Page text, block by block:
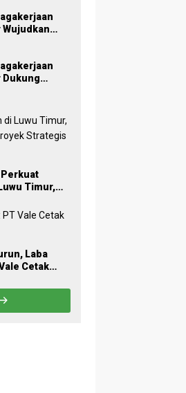
Wujudkan
Penanaman
Dukung
Timur,
Strategis
Laba
Cetak